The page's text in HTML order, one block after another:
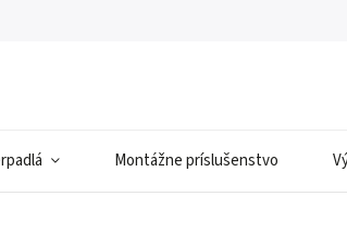
Montážne príslušenstvo